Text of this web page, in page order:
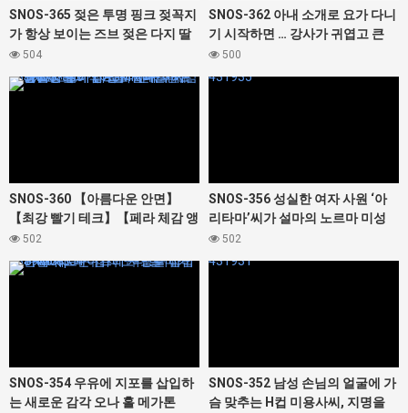
SNOS-365 젖은 투명 핑크 젖꼭지
가 항상 보이는 즈브 젖은 다지 딸
이 에로! ! 시라카미 사키하나
504
SNOS-362 아내 소개로 요가 다니
기 시작하면 … 강사가 귀엽고 큰
가슴으로 리얼 색녀! 밀착 스트레
500
431937
SNOS-360 【아름다운 안면】
【최강 빨기 테크】【페라 체감 앵
글】【뇌직 ASMR 베로베로음】
미안 정액 샤워 아사노 코코로
502
431935
SNOS-356 성실한 여자 사원 ‘아
리타마’씨가 설마의 노르마 미성
취! 페널티의 노팬 근무에 부끄러
502
431933
SNOS-354 우유에 지포를 삽입하
는 새로운 감각 오나 홀 메가톤
431931
SNOS-352 남성 손님의 얼굴에 가
슴 맞추는 H컵 미용사씨, 지명을